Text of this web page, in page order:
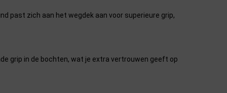
past zich aan het wegdek aan voor superieure grip,
grip in de bochten, wat je extra vertrouwen geeft op